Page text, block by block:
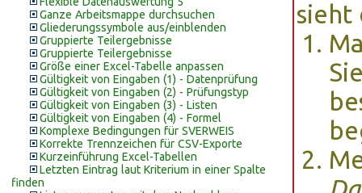
Ganze Arbeitsmappe durchsuchen
Gliederungssymbole aus/einblenden
Gruppierte Teilergebnisse
Gruppierte Teilergebnisse
Größe einer Excel-Tabelle anpassen
Gültigkeit von Eingaben (1) - Datenprüfung
Gültigkeit von Eingaben (2) - Prüfungstyp
Gültigkeit von Eingaben (3) - Listen
Gültigkeit von Eingaben (4) - Formel
Komplexe Bedingungen für SVERWEIS
Korrekte Trennzeichen für CSV-Exporte
Kurzeinführung Excel-Tabellen
Letzten Eintrag laut Kriterium in einer Spalte
finden
sieht